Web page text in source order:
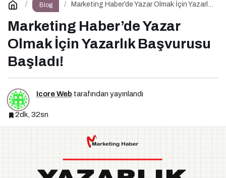
Blog
Marketing Haber’de Yazar Olmak İçin Yazarlık
Marketing Haber’de Yazar
Olmak İçin Yazarlık Başvurusu
Başladı!
Icore Web tarafından yayınlandı
2dk, 32sn